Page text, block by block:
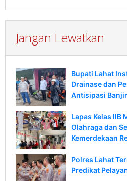
Jangan Lewatkan
Bupati Lahat
Drainase dan
Antisipasi
Lapas Kelas IIB
Olahraga dan
Kemerdekaan
Polres Lahat
Predikat